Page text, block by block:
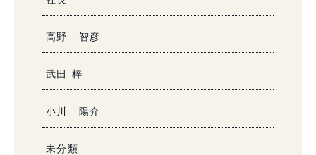
高野 智彦
武田 梓
小川 陽介
未分類